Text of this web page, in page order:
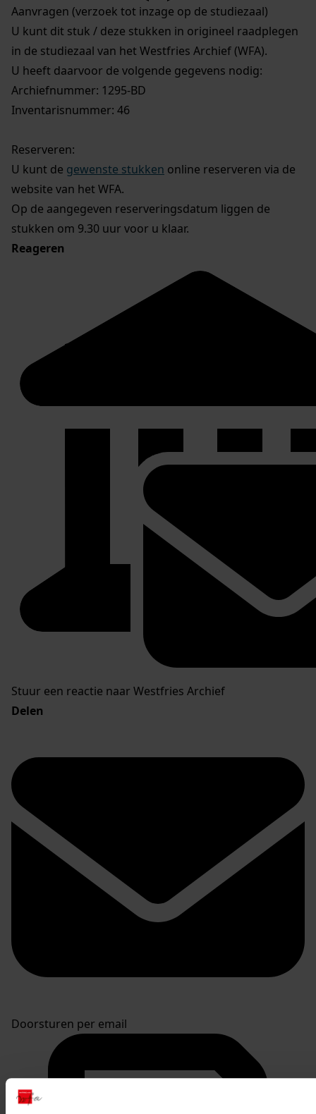
Aanvragen (verzoek tot inzage op de studiezaal)
U kunt dit stuk / deze stukken in origineel raadplegen
in de studiezaal van het Westfries Archief (WFA).
U heeft daarvoor de volgende gegevens nodig:
Archiefnummer: 1295-BD
Inventarisnummer: 46
Reserveren:
U kunt de gewenste stukken online reserveren via de
website van het WFA.
Op de aangegeven reserveringsdatum liggen de
stukken om 9.30 uur voor u klaar.
Reageren
Stuur een reactie naar Westfries Archief
Delen
Doorsturen per email